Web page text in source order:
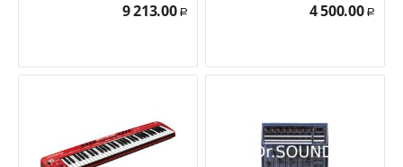
9 213.00 Р 4 500.00 Р